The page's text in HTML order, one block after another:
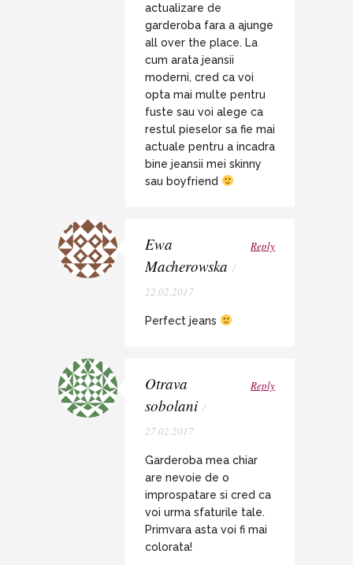
actualizare de
garderoba fara a ajunge
all over the place. La
cum arata jeansii
moderni, cred ca voi
opta mai multe pentru
fuste sau voi alege ca
restul pieselor sa fie mai
actuale pentru a incadra
bine jeansii mei skinny
sau boyfriend
Ewa
Macherowska /
22.02.2017
Reply
Perfect jeans
Otrava
sobolani /
27.02.2017
Reply
Garderoba mea chiar
are nevoie de o
improspatare si cred ca
voi urma sfaturile tale.
Primvara asta voi fi mai
colorata!